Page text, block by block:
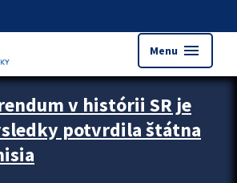
Menu menu
upútavok
v histórii SR je
potvrdila štátna